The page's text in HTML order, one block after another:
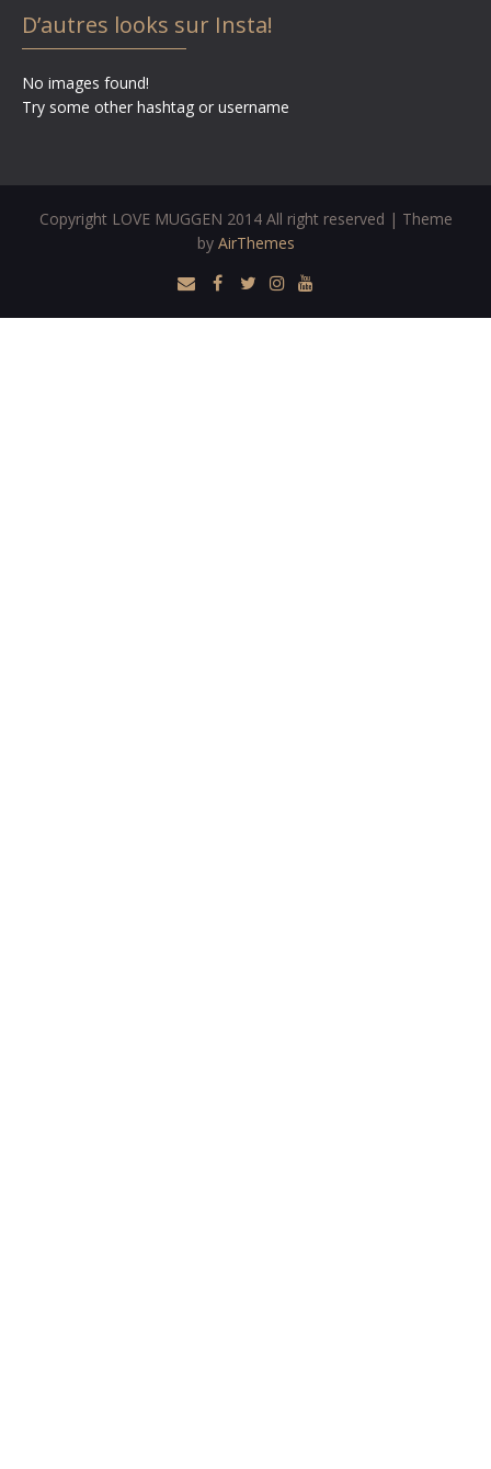
D’autres looks sur Insta!
No images found!
Try some other hashtag or username
Copyright LOVE MUGGEN 2014 All right reserved | Theme
by AirThemes